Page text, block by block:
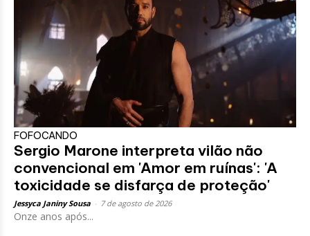
FOFOCANDO
Sergio Marone interpreta vilão não
convencional em 'Amor em ruínas': 'A
toxicidade se disfarça de proteção'
Jessyca Janiny Sousa 7 de agosto de 2026
Onze anos após...